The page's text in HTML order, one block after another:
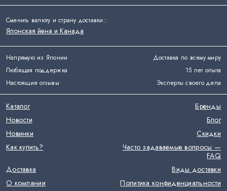
Напрямую из Японии
Доставка по всему миру
Любящая поддержка
15 лет опыта
Настоящие отзывы
Эксперты своего дела
Каталог
Бренды
Новости
Блог
Новинки
Скидки
Как купить?
Часто задаваемые вопросы —
FAQ
Доставка
Виды доставки
О компании
Политика конфиденциальности
Сменить валюту и страну доставки::
Японская йена и Канада